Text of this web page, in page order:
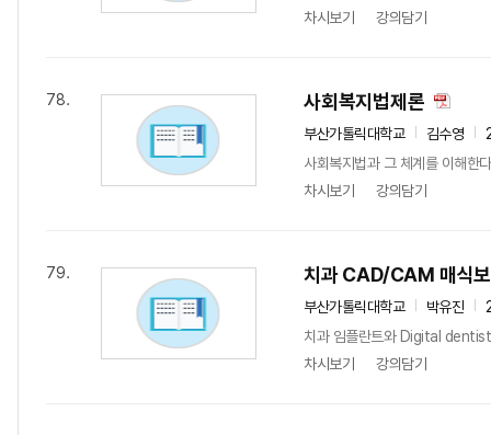
차시보기
강의담기
78. 사회복지법제론
부산가톨릭대학교 김수영
사회복지법과 그 체계를 이해한
차시보기
강의담기
79. 치과 CAD/CAM 매식
부산가톨릭대학교 박유진
치과 임플란트와 Digital
차시보기
강의담기